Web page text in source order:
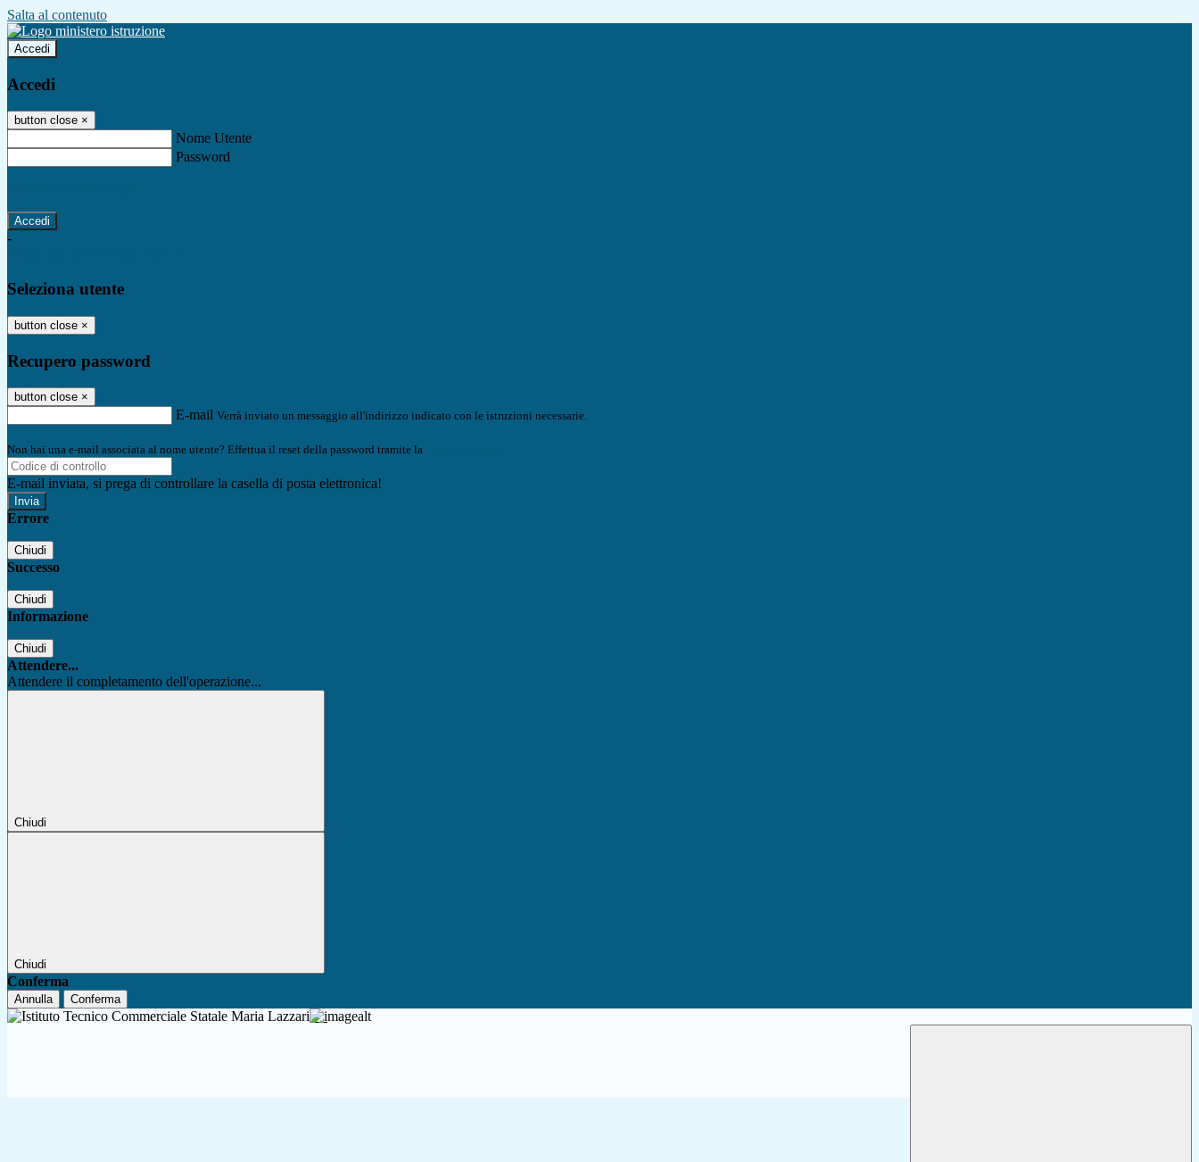
Salta al contenuto
Accedi
Accedi
button close ×
Nome Utente
Password
-
Seleziona utente
button close ×
Recupero password
button close ×
E-mail Verrà inviato un messaggio all'indirizzo indicato con le istruzioni necessarie.
Non hai una e-mail associata al nome utente? Effettua il reset della password tramite la
E-mail inviata, si prega di controllare la casella di posta elettronica!
Errore
Chiudi
Successo
Chiudi
Informazione
Chiudi
Attendere...
Attendere il completamento dell'operazione...
Chiudi
Chiudi
Conferma
Annulla Conferma